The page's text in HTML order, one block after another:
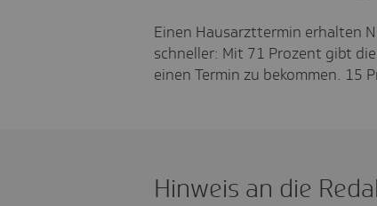
Einen Hausarzttermin erhalten
schneller: Mit 71 Prozent gibt
einen Termin zu bekommen. 15
Hinweis an die